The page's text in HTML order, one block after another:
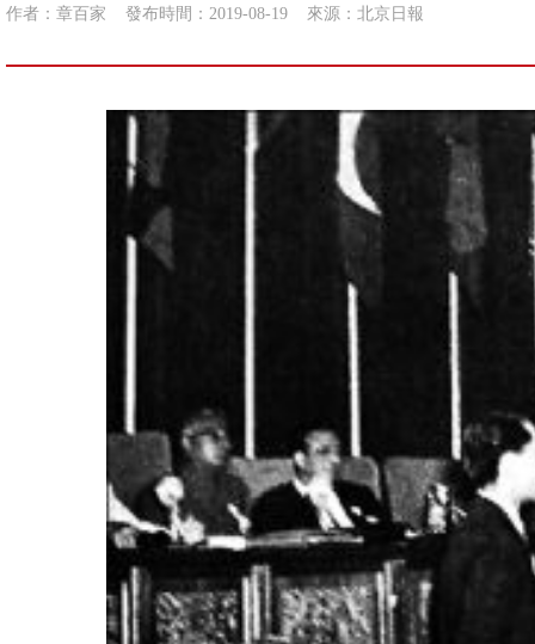
作者：章百家 發布時間：2019-08-19 來源： 北京日報